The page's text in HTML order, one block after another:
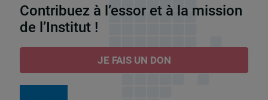
Contribuez à l’essor et à la mission
de l’Institut !
JE FAIS UN DON